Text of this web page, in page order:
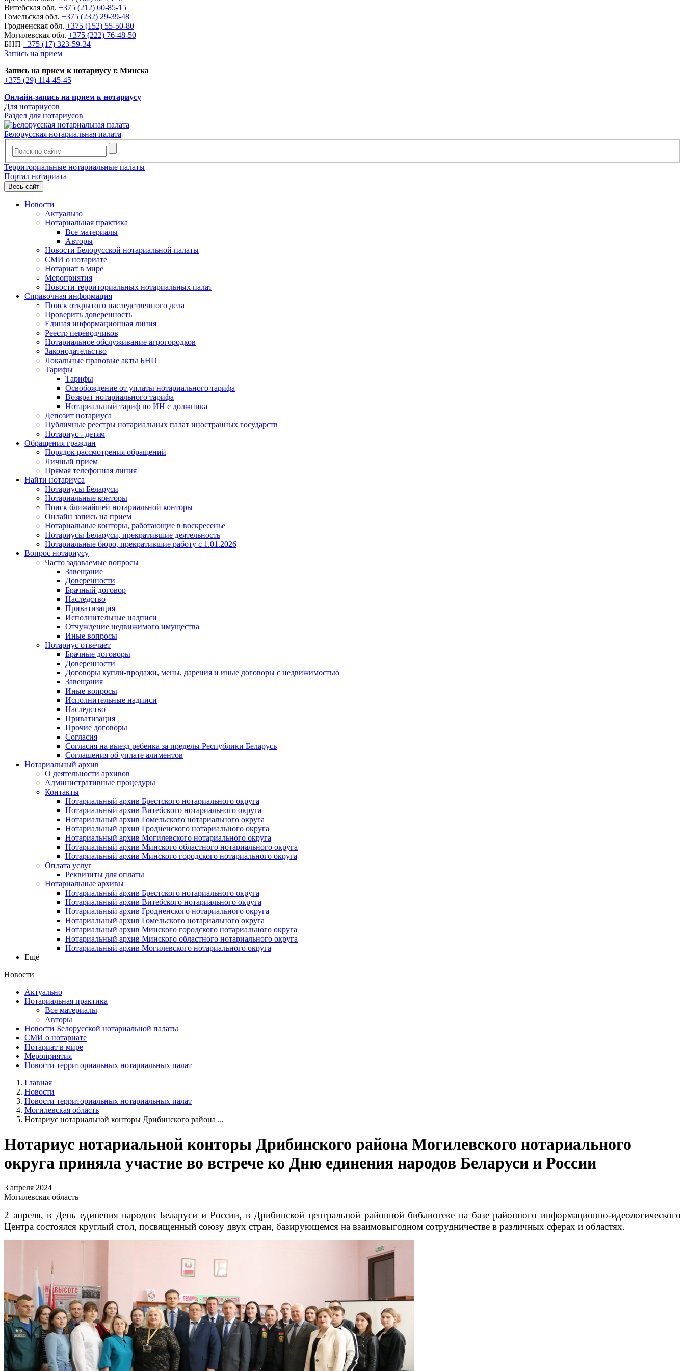
Витебская обл. +375 (212) 60-85-15
Гомельская обл. +375 (232) 29-39-48
Гродненская обл. +375 (152) 55-50-80
Могилевская обл. +375 (222) 76-48-50
БНП +375 (17) 323-59-34
Запись на прием
Запись на прием к нотариусу г. Минска
+375 (29) 114-45-45
Онлайн-запись на прием к нотариусу
Для нотариусов
Раздел для нотариусов
Белорусская нотариальная палата
Территориальные нотариальные палаты
Портал нотариата
Весь сайт
Новости
Актуально
Нотариальная практика
Все материалы
Авторы
Новости Белорусской нотариальной палаты
СМИ о нотариате
Нотариат в мире
Мероприятия
Новости территориальных нотариальных палат
Справочная информация
Поиск открытого наследственного дела
Проверить доверенность
Единая информационная линия
Реестр переводчиков
Нотариальное обслуживание агрогородков
Законодательство
Локальные правовые акты БНП
Тарифы
Тарифы
Освобождение от уплаты нотариального тарифа
Возврат нотариального тарифа
Нотариальный тариф по ИН с должника
Депозит нотариуса
Публичные реестры нотариальных палат иностранных государств
Нотариус - детям
Обращения граждан
Порядок рассмотрения обращений
Личный прием
Прямая телефонная линия
Найти нотариуса
Нотариусы Беларуси
Нотариальные конторы
Поиск ближайшей нотариальной конторы
Онлайн запись на прием
Нотариальные конторы, работающие в воскресенье
Нотариусы Беларуси, прекратившие деятельность
Нотариальные бюро, прекратившие работу с 1.01.2026
Вопрос нотариусу
Часто задаваемые вопросы
Завещание
Доверенности
Брачный договор
Наследство
Приватизация
Исполнительные надписи
Отчуждение недвижимого имущества
Иные вопросы
Нотариус отвечает
Брачные договоры
Доверенности
Договоры купли-продажи, мены, дарения и иные договоры с недвижимостью
Завещания
Иные вопросы
Исполнительные надписи
Наследство
Приватизация
Прочие договоры
Согласия
Согласия на выезд ребенка за пределы Республики Беларусь
Соглашения об уплате алиментов
Нотариальный архив
О деятельности архивов
Административные процедуры
Контакты
Нотариальный архив Брестского нотариального округа
Нотариальный архив Витебского нотариального округа
Нотариальный архив Гомельского нотариального округа
Нотариальный архив Гродненского нотариального округа
Нотариальный архив Могилевского нотариального округа
Нотариальный архив Минского областного нотариального округа
Нотариальный архив Минского городского нотариального округа
Оплата услуг
Реквизиты для оплаты
Нотариальные архивы
Нотариальный архив Брестского нотариального округа
Нотариальный архив Витебского нотариального округа
Нотариальный архив Гродненского нотариального округа
Нотариальный архив Гомельского нотариального округа
Нотариальный архив Минского городского нотариального округа
Нотариальный архив Минского областного нотариального округа
Нотариальный архив Могилевского нотариального округа
Ещё
Новости
Актуально
Нотариальная практика
Все материалы
Авторы
Новости Белорусской нотариальной палаты
СМИ о нотариате
Нотариат в мире
Мероприятия
Новости территориальных нотариальных палат
Главная
Новости
Новости территориальных нотариальных палат
Могилевская область
Нотариус нотариальной конторы Дрибинского района ...
Нотариус нотариальной конторы Дрибинского района Могилевского нотариального
округа приняла участие во встрече ко Дню единения народов Беларуси и России
3 апреля 2024
Могилевская область
2 апреля, в День единения народов Беларуси и России, в Дрибинской центральной районной библиотеке на базе районного информационно-идеологического
Центра состоялся круглый стол, посвященный союзу двух стран, базирующемся на взаимовыгодном сотрудничестве в различных сферах и областях.